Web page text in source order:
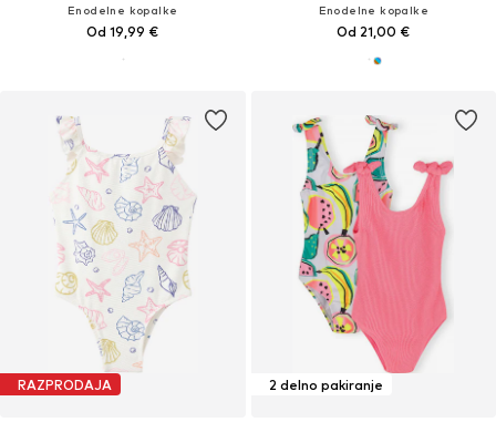
Enodelne kopalke
Od 19,99 €
Enodelne kopalke
Od 21,00 €
RAZPRODAJA 2 delno pakiranje